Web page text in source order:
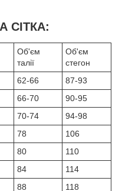
СІТКА:
Об'єм
талії
Об'єм
стегон
62-66
87-93
66-70
90-95
70-74
94-98
78
106
80
110
84
114
88
118